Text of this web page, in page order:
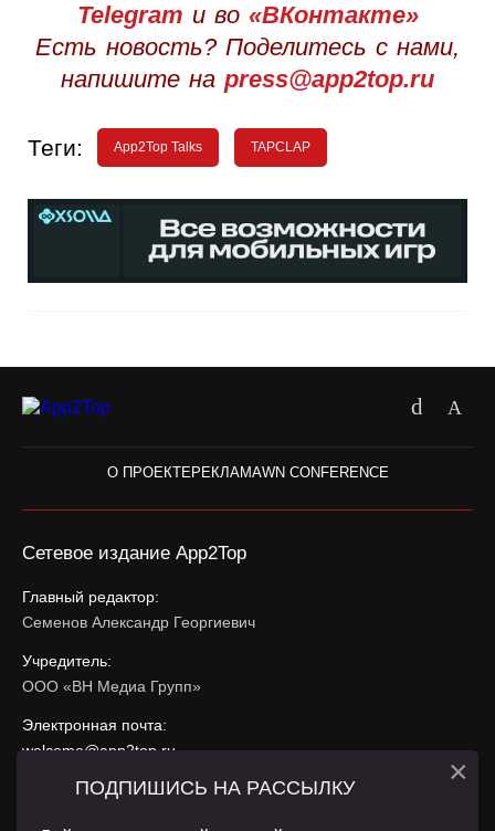
Telegram и во «ВКонтакте»
Есть новость? Поделитесь с нами,
напишите на press@app2top.ru
Теги: App2Top Talks TAPCLAP
О ПРОЕКТЕРЕКЛАМАWN CONFERENCE
Сетевое издание App2Top
Главный редактор:
Семенов Александр Георгиевич
Учредитель:
ООО «ВН Медиа Групп»
Электронная почта:
welcome@app2top.ru
При использовании материалов активная ссылка на
ПОДПИШИСЬ НА РАССЫЛКУ ×